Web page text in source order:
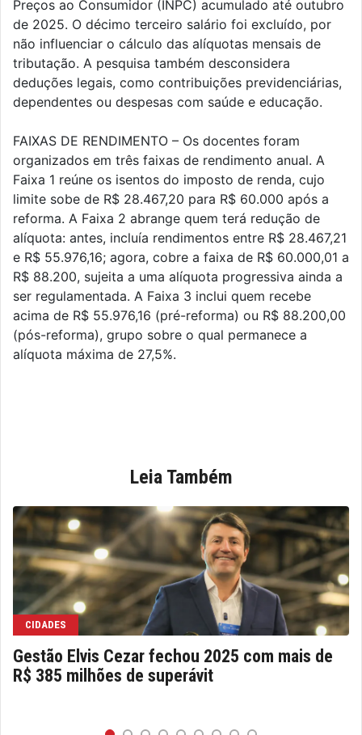
Preços ao Consumidor (INPC) acumulado até outubro
de 2025. O décimo terceiro salário foi excluído, por
não influenciar o cálculo das alíquotas mensais de
tributação. A pesquisa também desconsidera
deduções legais, como contribuições previdenciárias,
dependentes ou despesas com saúde e educação.
FAIXAS DE RENDIMENTO – Os docentes foram
organizados em três faixas de rendimento anual. A
Faixa 1 reúne os isentos do imposto de renda, cujo
limite sobe de R$ 28.467,20 para R$ 60.000 após a
reforma. A Faixa 2 abrange quem terá redução de
alíquota: antes, incluía rendimentos entre R$ 28.467,21
e R$ 55.976,16; agora, cobre a faixa de R$ 60.000,01 a
R$ 88.200, sujeita a uma alíquota progressiva ainda a
ser regulamentada. A Faixa 3 inclui quem recebe
acima de R$ 55.976,16 (pré-reforma) ou R$ 88.200,00
(pós-reforma), grupo sobre o qual permanece a
alíquota máxima de 27,5%.
Leia Também
CIDADES
Gestão Elvis Cezar fechou 2025 com mais de
R$ 385 milhões de superávit